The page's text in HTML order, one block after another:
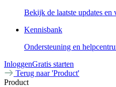
Bekijk de laatste updates en
Kennisbank
Ondersteuning en
InloggenGratis starten
Terug naar 'Product'
Product